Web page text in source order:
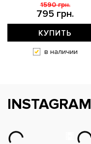
795 грн.
1590 грн.
КУПИТЬ
в наличии
INSTAGRAM